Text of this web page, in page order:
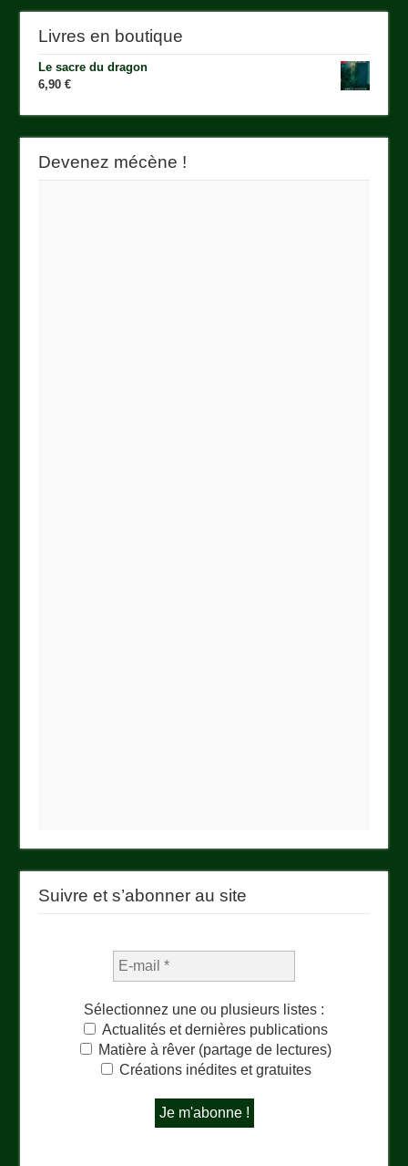
Livres en boutique
Le sacre du dragon
6,90€
Devenez mécène !
Suivre et s’abonner au site
Sélectionnez une ou plusieurs listes :
Actualités et dernières publications
Matière à rêver (partage de lectures)
Créations inédites et gratuites